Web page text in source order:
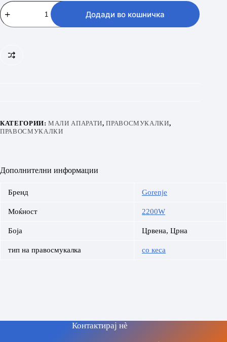
GORENJE
VC2221PSBKR
количина
Додади во кошничка
КАТЕГОРИИ:МАЛИ АПАРАТИ,ПРАВОСМУКАЛКИ,
ПРАВОСМУКАЛКИ
Дополнителни информации
Бренд Gorenje
Моќност 2200W
Боја Црвена, Црна
тип на правосмукалка со кеса
Контактирај нè